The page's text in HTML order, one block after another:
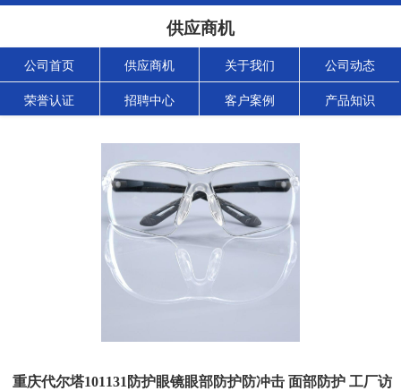
供应商机
公司首页 供应商机 关于我们 公司动态
荣誉认证 招聘中心 客户案例 产品知识
重庆代尔塔101131防护眼镜眼部防护防冲击 面部防护 工厂访